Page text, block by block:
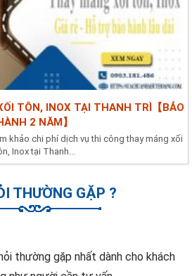
TÔN, INOX TẠI THANH TRÌ【BẢO
2 NĂM】
khảo chi phí dịch vụ thi công thay máng xối
Inox tại Thanh...
THƯỜNG GẶP ?
thường gặp nhất dành cho khách